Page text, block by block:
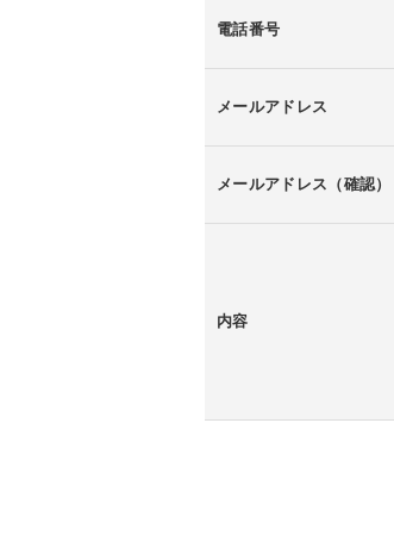
電話番号
メールアドレス
メールアドレス（確認）
内容